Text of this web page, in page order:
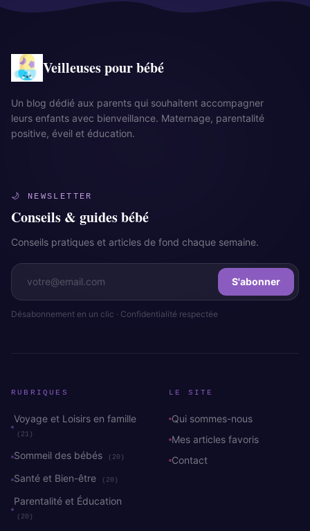
Veilleuses pour bébé
Un blog dédié aux parents qui souhaitent accompagner
leurs enfants avec bienveillance. Maternage, parentalité
positive, éveil et éducation.
🌙 NEWSLETTER
Conseils & guides bébé
Conseils pratiques et articles de fond chaque semaine.
S'abonner
Désabonnement en un clic · Confidentialité respectée
RUBRIQUES
Voyage et Loisirs en famille
(21)
Sommeil des bébés (20)
Santé et Bien-être (20)
Parentalité et Éducation
(20)
LE SITE
Qui sommes-nous
Mes articles favoris
Contact